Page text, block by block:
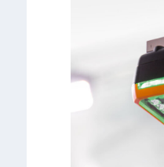
o
n
a
i
b
a
u
t
F